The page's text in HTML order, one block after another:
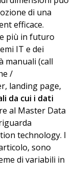
di una
efficace.
più in futuro
IT e dei
manuali (call
/
landing page,
da cui i dati
al Master Data
technology. I
sono
di variabili in